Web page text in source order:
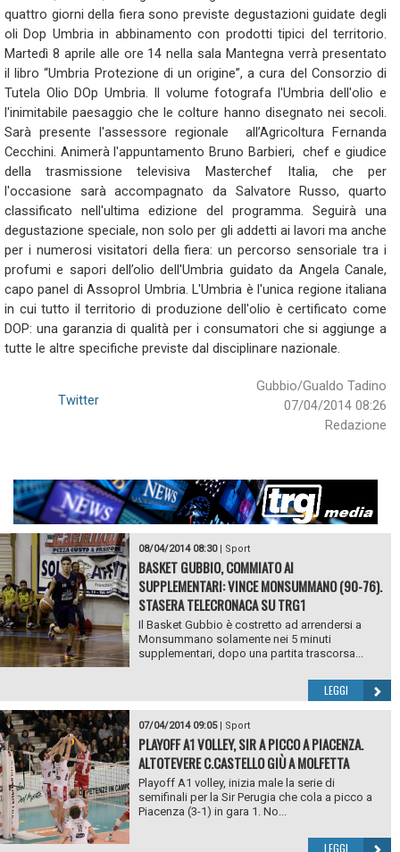
quattro giorni della fiera sono previste degustazioni guidate degli
oli Dop Umbria in abbinamento con prodotti tipici del territorio.
Martedì 8 aprile alle ore 14 nella sala Mantegna verrà presentato
il libro “Umbria Protezione di un origine”, a cura del Consorzio di
Tutela Olio DOp Umbria. Il volume fotografa l'Umbria dell'olio e
l'inimitabile paesaggio che le colture hanno disegnato nei secoli.
Sarà presente l'assessore regionale all’Agricoltura Fernanda
Cecchini. Animerà l'appuntamento Bruno Barbieri, chef e giudice
della trasmissione televisiva Masterchef Italia, che per
l'occasione sarà accompagnato da Salvatore Russo, quarto
classificato nell'ultima edizione del programma. Seguirà una
degustazione speciale, non solo per gli addetti ai lavori ma anche
per i numerosi visitatori della fiera: un percorso sensoriale tra i
profumi e sapori dell’olio dell'Umbria guidato da Angela Canale,
capo panel di Assoprol Umbria. L'Umbria è l'unica regione italiana
in cui tutto il territorio di produzione dell'olio è certificato come
DOP: una garanzia di qualità per i consumatori che si aggiunge a
tutte le altre specifiche previste dal disciplinare nazionale.
Gubbio/Gualdo Tadino
07/04/2014 08:26
Redazione
Twitter
08/04/2014 08:30| Sport
BASKET GUBBIO, COMMIATO AI
SUPPLEMENTARI: VINCE MONSUMMANO (90-76).
STASERA TELECRONACA SU TRG1
Il Basket Gubbio è costretto ad arrendersi a
Monsummano solamente nei 5 minuti
supplementari, dopo una partita trascorsa...
LEGGI
07/04/2014 09:05| Sport
PLAYOFF A1 VOLLEY, SIR A PICCO A PIACENZA.
ALTOTEVERE C.CASTELLO GIÙ A MOLFETTA
Playoff A1 volley, inizia male la serie di
semifinali per la Sir Perugia che cola a picco a
Piacenza (3-1) in gara 1. No...
LEGGI